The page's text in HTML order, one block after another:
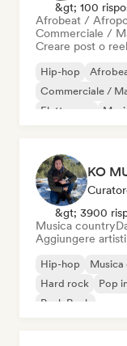
&gt; 100
Afrobeat /
Commerciale /
Creare post o
Hip-hop
Commerciale /
Elettropop
KO
&gt; 3900
Musica country
Aggiungere
Hip-hop
Hard rock
Pop
Punk Rock